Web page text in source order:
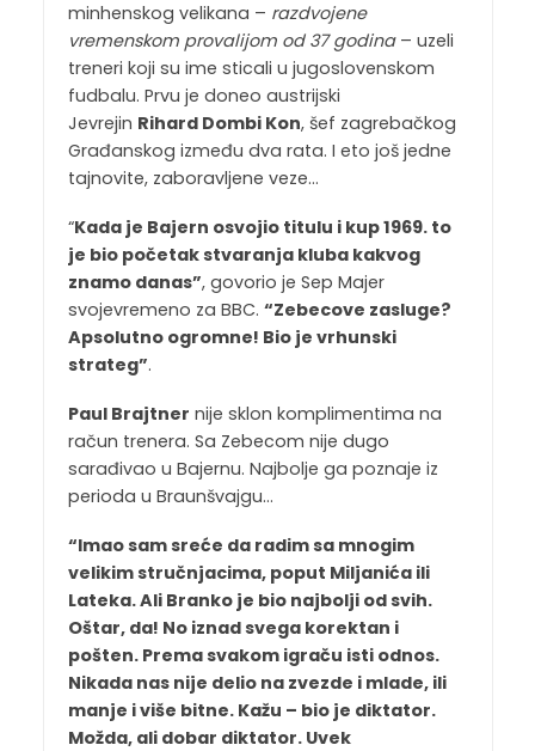
minhenskog velikana – razdvojene
vremenskom provalijom od 37 godina– uzeli
treneri koji su ime sticali u jugoslovenskom
fudbalu. Prvu je doneo austrijski
Jevrejin Rihard Dombi Kon, šef zagrebačkog
Građanskog između dva rata. I eto još jedne
tajnovite, zaboravljene veze…
“Kada je Bajern osvojio titulu i kup 1969. to
je bio početak stvaranja kluba kakvog
znamo danas”, govorio je Sep Majer
svojevremeno za BBC. “Zebecove zasluge?
Apsolutno ogromne! Bio je vrhunski
strateg”.
Paul Brajtner nije sklon komplimentima na
račun trenera. Sa Zebecom nije dugo
sarađivao u Bajernu. Najbolje ga poznaje iz
perioda u Braunšvajgu…
“Imao sam sreće da radim sa mnogim
velikim stručnjacima, poput Miljanića ili
Lateka. Ali Branko je bio najbolji od svih.
Oštar, da! No iznad svega korektan i
pošten. Prema svakom igraču isti odnos.
Nikada nas nije delio na zvezde i mlade, ili
manje i više bitne. Kažu – bio je diktator.
Možda, ali dobar diktator. Uvek